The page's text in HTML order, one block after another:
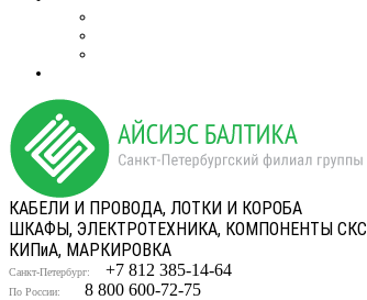
КАБЕЛИ И ПРОВОДА, ЛОТКИ И КОРОБА
ШКАФЫ, ЭЛЕКТРОТЕХНИКА, КОМПОНЕНТЫ СКС
КИПиА, МАРКИРОВКА
Санкт-Петербург: +7 812 385-14-64
По России: 8 800 600-72-75